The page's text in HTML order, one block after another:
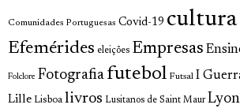
Comunidades Portuguesas Covid-19 cultura
Efemérides eleições Empresas
Folclore Fotografia futebol Futsal I
Lille Lisboa livros Lusitanos de Saint Maur Lyon